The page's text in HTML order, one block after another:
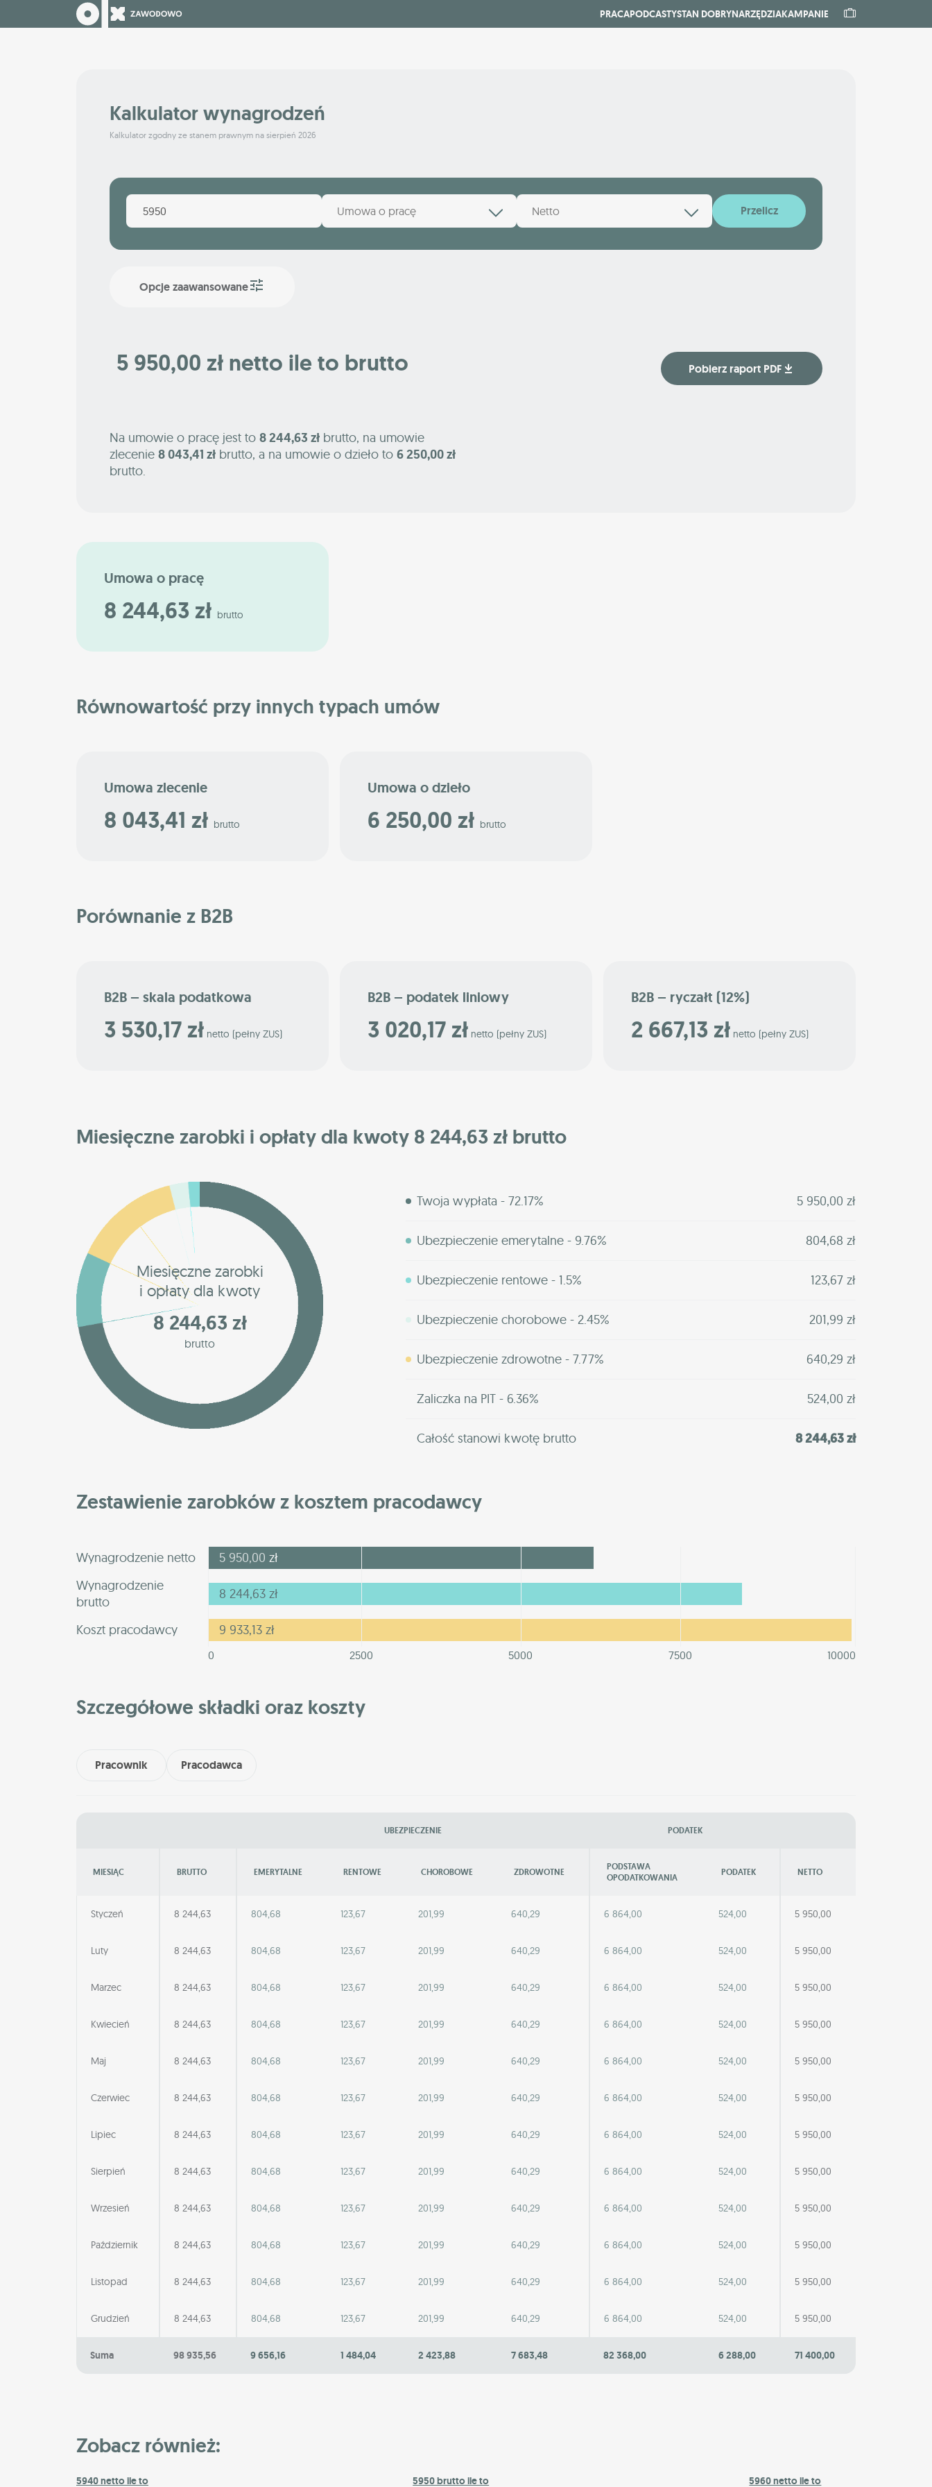
PRACAPODCASTYSTAN DOBRYNARZĘDZIAKAMPANIE
Kalkulator wynagrodzeń
Kalkulator zgodny ze stanem prawnym na sierpień 2026
Umowa o pracę Netto Przelicz
Opcje zaawansowane
5 950,00 zł netto ile to brutto Pobierz raport PDF
Na umowie o pracę jest to 8 244,63 zł brutto, na umowie
zlecenie 8 043,41 zł brutto, a na umowie o dzieło to 6 250,00 zł
brutto.
Umowa o pracę
8 244,63 zł brutto
Równowartość przy innych typach umów
Umowa zlecenie
8 043,41 zł brutto
Umowa o dzieło
6 250,00 zł brutto
Porównanie z B2B
B2B – skala podatkowa
3 530,17 zł netto (pełny ZUS)
B2B – podatek liniowy
3 020,17 zł netto (pełny ZUS)
B2B – ryczałt (12%)
2 667,13 zł netto (pełny ZUS)
Miesięczne zarobki i opłaty dla kwoty 8 244,63 zł brutto
Miesięczne zarobki
i opłaty dla kwoty
8 244,63 zł
brutto
Twoja wypłata - 72.17% 5 950,00 zł
Ubezpieczenie emerytalne - 9.76% 804,68 zł
Ubezpieczenie rentowe - 1.5% 123,67 zł
Ubezpieczenie chorobowe - 2.45% 201,99 zł
Ubezpieczenie zdrowotne - 7.77% 640,29 zł
Zaliczka na PIT - 6.36% 524,00 zł
Całość stanowi kwotę brutto 8 244,63 zł
Zestawienie zarobków z kosztem pracodawcy
Wynagrodzenie netto 5 950,00 zł
Wynagrodzenie
brutto
8 244,63 zł
Koszt pracodawcy 9 933,13 zł
0 2500 5000 7500 10000
Szczegółowe składki oraz koszty
Pracownik Pracodawca
UBEZPIECZENIE PODATEK
MIESIĄC BRUTTO EMERYTALNE RENTOWE CHOROBOWE ZDROWOTNE
PODSTAWA
OPODATKOWANIA
PODATEK NETTO
Styczeń 8 244,63 804,68 123,67 201,99 640,29 6 864,00 524,00 5 950,00
Luty 8 244,63 804,68 123,67 201,99 640,29 6 864,00 524,00 5 950,00
Marzec 8 244,63 804,68 123,67 201,99 640,29 6 864,00 524,00 5 950,00
Kwiecień 8 244,63 804,68 123,67 201,99 640,29 6 864,00 524,00 5 950,00
Maj 8 244,63 804,68 123,67 201,99 640,29 6 864,00 524,00 5 950,00
Czerwiec 8 244,63 804,68 123,67 201,99 640,29 6 864,00 524,00 5 950,00
Lipiec 8 244,63 804,68 123,67 201,99 640,29 6 864,00 524,00 5 950,00
Sierpień 8 244,63 804,68 123,67 201,99 640,29 6 864,00 524,00 5 950,00
Wrzesień 8 244,63 804,68 123,67 201,99 640,29 6 864,00 524,00 5 950,00
Październik 8 244,63 804,68 123,67 201,99 640,29 6 864,00 524,00 5 950,00
Listopad 8 244,63 804,68 123,67 201,99 640,29 6 864,00 524,00 5 950,00
Grudzień 8 244,63 804,68 123,67 201,99 640,29 6 864,00 524,00 5 950,00
Suma 98 935,56 9 656,16 1 484,04 2 423,88 7 683,48 82 368,00 6 288,00 71 400,00
Zobacz również:
5940 netto ile to 5950 brutto ile to 5960 netto ile to